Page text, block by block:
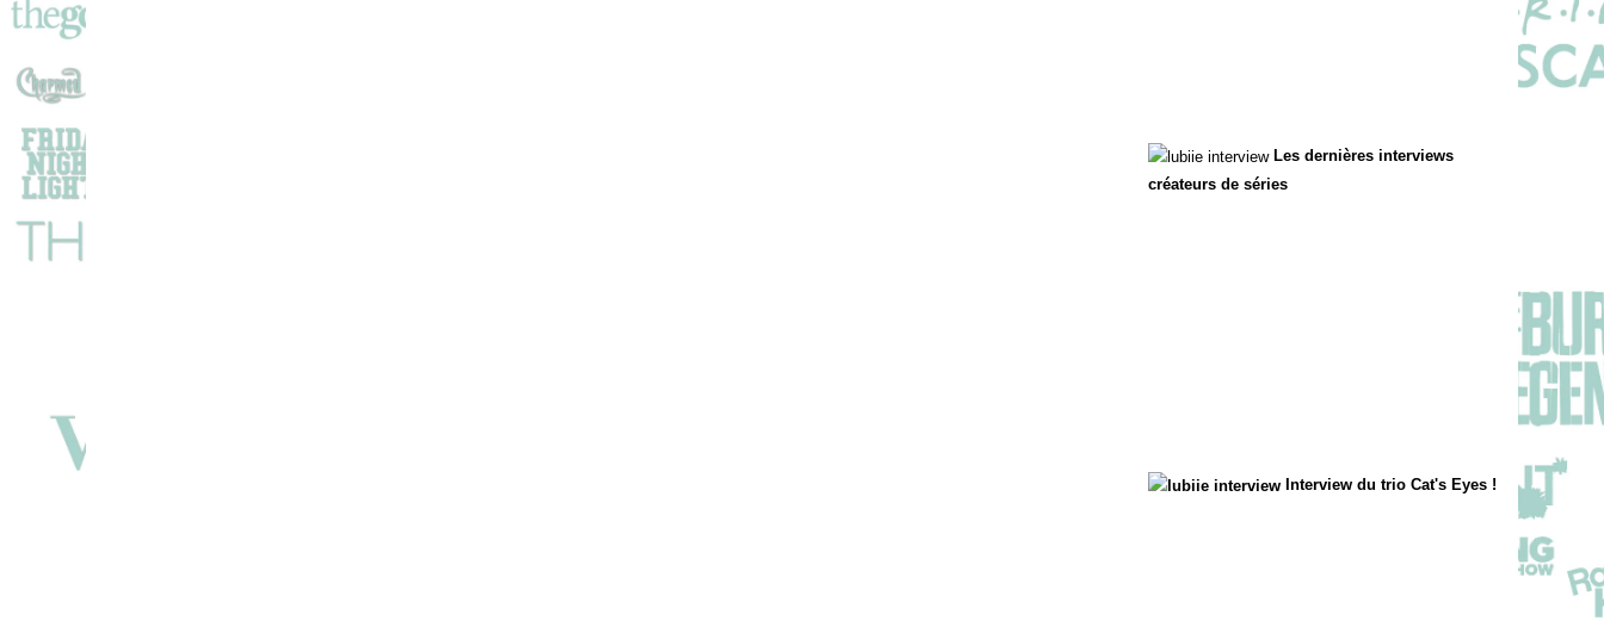
Les dernières interviews
créateurs de séries
Interview du trio Cat's Eyes !